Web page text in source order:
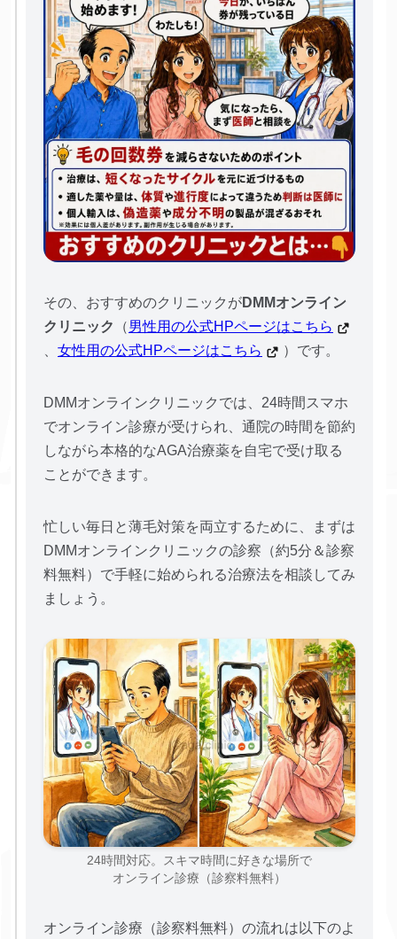
その、おすすめのクリニックがDMMオンライン
クリニック
（男性用の公式HPページはこちら
、 女性用の公式HPページはこちら ）です。
DMMオンラインクリニックでは、24時間スマホ
でオンライン診療が受けられ、通院の時間を節約
しながら本格的なAGA治療薬を自宅で受け取る
ことができます。
忙しい毎日と薄毛対策を両立するために、まずは
DMMオンラインクリニックの診察（約5分＆診察
料無料）で手軽に始められる治療法を相談してみ
ましょう。
24時間対応。スキマ時間に好きな場所で
オンライン診療（診察料無料）
オンライン診療（診察料無料）の流れは以下のよ